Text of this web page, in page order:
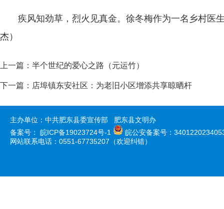
疾风知劲草，烈火见真金。徐冬梅作为一名乡村医
杰）
上一篇： 半个世纪的爱心之路（元运竹）
下一篇： 店埠镇东安社区：为老旧小区增添共享晾晒杆
主办单位：中共肥东县委宣传部 肥东县文明办
备案号： 皖ICP备19023724号-1
皖公安备案号：
网站联系电话：0551-67735207（欢迎纠错）